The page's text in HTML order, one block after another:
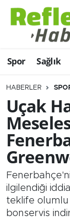
Spor Sağlık
HABERLER
Uçak
ilgilendiği
teklife olumlu
bonservis
Eğitim
Estetik
Güncel
İş ve
Moda-
Sağlık
Sağlık
Nöbetçi
Hava
Namaz
Trafik
Tüm
Son
Haber